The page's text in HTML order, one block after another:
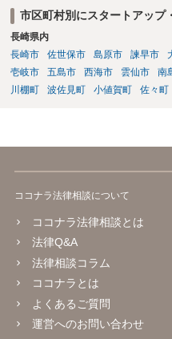
おいて事前チェックがなされる
ような画像もそのまま投稿され
除や損害賠償等の請求がなされ
たままになっているものと思わ
く、また、本人の特定にも時間
転載に対しては、権利者が対応
いてきた場合には、こうした無
法な状態とは必ずしも言い難く
ねないものですので、やはりこ
思慮いたします。
市区町村別にスタートアップ
長崎県内
長崎市
佐世保市 島原市 諫早市
壱岐市
五島市 西海市 雲仙市 南
川棚町
波佐見町 小値賀町 佐々町
ココナラ法律相談について
ココナラ法律相談とは
法律Q&A
法律相談コラム
ココナラとは
よくあるご質問
運営へのお問い合わせ